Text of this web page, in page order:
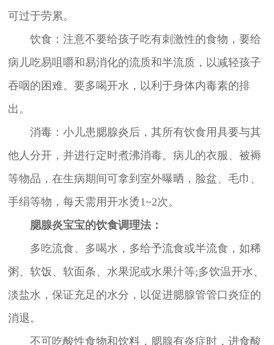
可过于劳累。
饮食：注意不要给孩子吃有刺激性的食物，要给
病儿吃易咀嚼和易消化的流质和半流质，以减轻孩子
吞咽的困难。要多喝开水，以利于身体内毒素的排
出。
消毒：小儿患腮腺炎后，其所有饮食用具要与其
他人分开，并进行定时煮沸消毒。病儿的衣服、被褥
等物品，在生病期间可拿到室外曝晒，脸盆、毛巾、
手绢等物，每天需用开水烫1~2次。
腮腺炎宝宝的饮食调理法：
多吃流食、多喝水，多给予流食或半流食，如稀
粥、软饭、软面条、水果泥或水果汁等;多饮温开水、
淡盐水，保证充足的水分，以促进腮腺管管口炎症的
消退。
不可吃酸性食物和饮料，腮腺有炎症时，进食酸